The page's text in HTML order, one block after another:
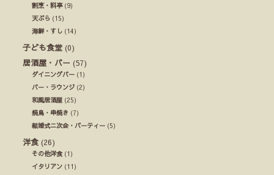
割烹・料亭(9)
天ぷら (15)
海鮮・すし (14)
子ども食堂 (0)
居酒屋・バー (57)
ダイニングバー (1)
バー・ラウンジ (2)
和風居酒屋 (25)
焼鳥・串焼き (7)
結婚式ニ次会・パーティー (5)
洋食 (26)
その他洋食(1)
イタリアン (11)